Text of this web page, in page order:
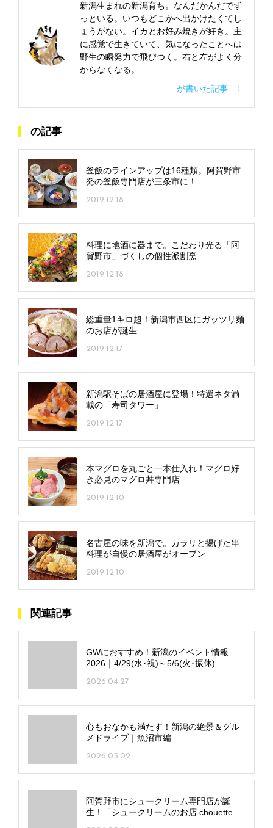
新潟生まれの新潟育ち。なんだかんだでず
っといる。いつもどこかへ出かけたくてし
ょうがない。イカとお好み焼きが好き。主
に感覚で生きていて、気になったことへは
野生の瞬発力で飛びつく。右と左がよく分
からなくなる。
が書いた記事 〉
の記事
釜飯のラインアップは16種類。阿賀野市
発の釜飯専門店が三条市に！
2019.12.18
料理に地酒に器まで。こだわり光る「阿
賀野市」づくしの個性派割烹
2019.12.18
総重量1キロ超！新潟市西区にガッツリ麺
のお店が誕生
2019.12.17
新潟駅そばの居酒屋に登場！特選ネタ満
載の「寿司タワー」
2019.12.17
本マグロを丸ごと一本仕入れ！マグロ好
き必見のマグロ丼専門店
2019.12.10
名古屋の味を新潟で。カラリと揚げた串
料理が自慢の居酒屋がオープン
2019.12.10
関連記事
GWにおすすめ！新潟のイベント情報
2026｜4/29(水･祝)～5/6(火･振休)
2026.04.27
心もおなかも満たす！新潟の絶景＆グル
メドライブ｜魚沼市編
2026.05.02
阿賀野市にシュークリーム専門店が誕
生！「シュークリームのお店 chouette」